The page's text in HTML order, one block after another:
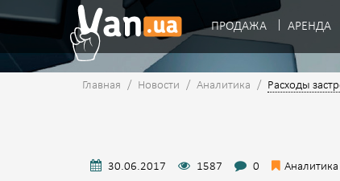
ПРОДАЖА АРЕНДА
Главная / Новости / Аналитика / Расходы
30.06.2017 1587 0 Аналитика